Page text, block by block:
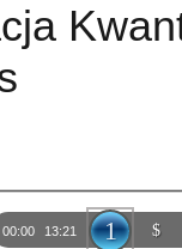
00:00 13:21